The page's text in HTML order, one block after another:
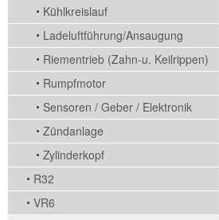
Kühlkreislauf
Ladeluftführung/Ansaugung
Riementrieb (Zahn-u. Keilrippen)
Rumpfmotor
Sensoren / Geber / Elektronik
Zündanlage
Zylinderkopf
R32
VR6